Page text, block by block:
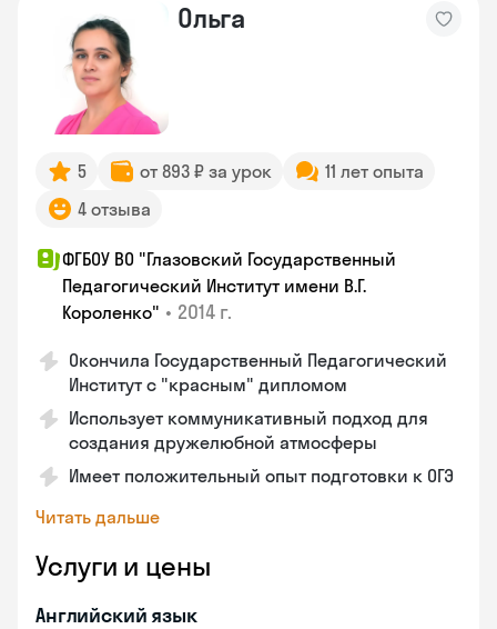
Ольга
5 от 893 ₽ за урок
11 лет опыта
4 отзыва
ФГБОУ ВО "Глазовский Государственный
Педагогический Институт имени В.Г.
Короленко" • 2014 г.
Окончила Государственный Педагогический
Институт с "красным" дипломом
Использует коммуникативный подход для
создания дружелюбной атмосферы
Имеет положительный опыт подготовки к ОГЭ
Читать дальше
Услуги и цены
Английский язык